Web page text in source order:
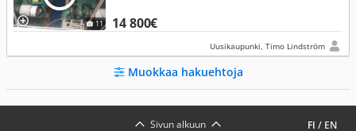
11 14 800€
Uusikaupunki, Timo Lindström
Muokkaa hakuehtoja
FI / EN
Sivun alkuun